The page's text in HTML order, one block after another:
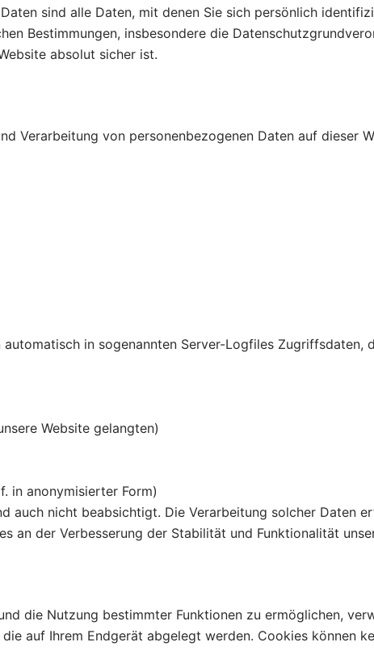
sind alle Daten, mit denen Sie sich persönlich
Bestimmungen, insbesondere die
absolut sicher ist.
Verarbeitung von personenbezogenen Daten auf dieser
in sogenannten Server-Logfiles Zugriffsdaten,
Website gelangten)
in anonymisierter Form)
auch nicht beabsichtigt. Die Verarbeitung solcher Daten
an der Verbesserung der Stabilität und Funktionalität
die Nutzung bestimmter Funktionen zu ermöglichen,
auf Ihrem Endgerät abgelegt werden. Cookies können